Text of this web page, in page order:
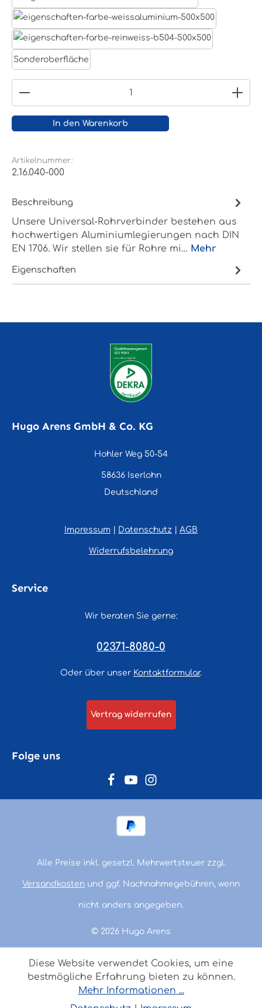
Weißaluminium- RAL 9006
Sonderoberfläche
Produkt Anzahl: Gib den gewünschten Wert
In den Warenkorb
Artikelnummer:
2.16.040-000
Beschreibung
Unsere Universal-Rohrverbinder bestehen aus
hochwertigen Aluminiumlegierungen nach DIN
EN 1706. Wir stellen sie für Rohre mi… Mehr
Eigenschaften
Hugo Arens GmbH & Co. KG
Hohler Weg 50-54
58636 Iserlohn
Deutschland
Impressum Datenschutz AGB
Widerrufsbelehrung
Service
Wir beraten Sie gerne:
02371-8080-0
Oder über unser Kontaktformular.
Vertrag widerrufen
Folge uns
© 2026 Hugo Arens
Alle Preise inkl. gesetzl. Mehrwertsteuer zzgl.
Versandkosten und ggf. Nachnahmegebühren, wenn
nicht anders angegeben.
Diese Website verwendet Cookies, um eine
bestmögliche Erfahrung bieten zu können.
Mehr Informationen ...